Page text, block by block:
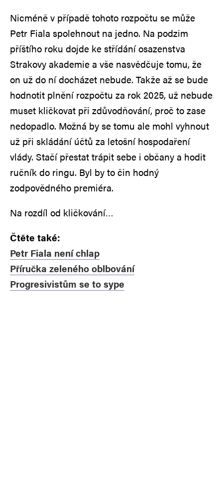
Nicméně v případě tohoto rozpočtu se může
Petr Fiala spolehnout na jedno. Na podzim
příštího roku dojde ke střídání osazenstva
Strakovy akademie a vše nasvědčuje tomu, že
on už do ní docházet nebude. Takže až se bude
hodnotit plnění rozpočtu za rok 2025, už nebude
muset kličkovat při zdůvodňování, proč to zase
nedopadlo. Možná by se tomu ale mohl vyhnout
už při skládání účtů za letošní hospodaření
vlády. Stačí přestat trápit sebe i občany a hodit
ručník do ringu. Byl by to čin hodný
zodpovědného premiéra.
Na rozdíl od kličkování…
Čtěte také:
Petr Fiala není chlap
Příručka zeleného oblbování
Progresivistům se to sype